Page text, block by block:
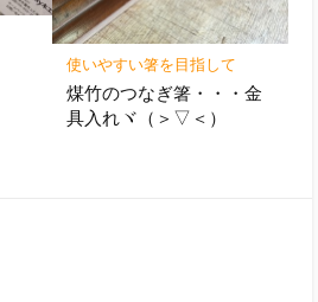
使いやすい箸を目指して
煤竹のつなぎ箸・・・金
具入れヾ（＞▽＜）ゞ